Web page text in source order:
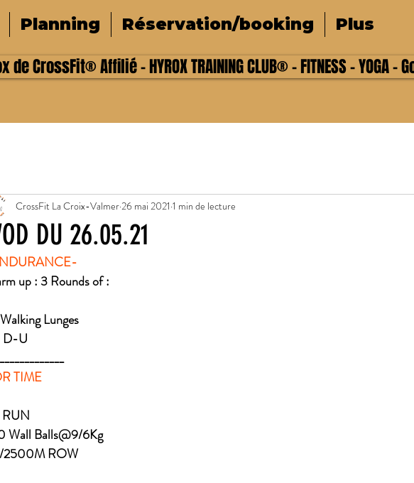
Planning Réservation/booking Plus
de CrossFit® Affilié - HYROX TRAINING CLUB® - FITNESS - YOGA
DU 26.05.21
CrossFit La Croix-Valmer26 mai 2021 1 min de lecture
up : 3 Rounds of :
Lunges
D-U
TIME
Wall Balls@9/6Kg
2500M ROW